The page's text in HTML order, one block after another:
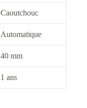
Caoutchouc
Automatique
40 mm
1 ans